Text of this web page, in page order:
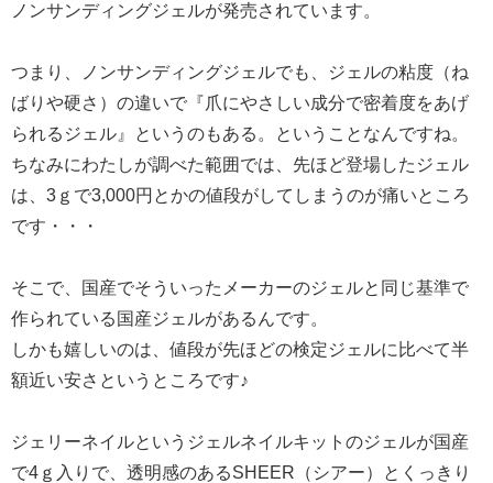
ノンサンディングジェルが発売されています。
つまり、ノンサンディングジェルでも、ジェルの粘度（ね
ばりや硬さ）の違いで『爪にやさしい成分で密着度をあげ
られるジェル』というのもある。ということなんですね。
ちなみにわたしが調べた範囲では、先ほど登場したジェル
は、3ｇで3,000円とかの値段がしてしまうのが痛いところ
です・・・
そこで、国産でそういったメーカーのジェルと同じ基準で
作られている国産ジェルがあるんです。
しかも嬉しいのは、値段が先ほどの検定ジェルに比べて半
額近い安さというところです♪
ジェリーネイルというジェルネイルキットのジェルが国産
で4ｇ入りで、透明感のあるSHEER（シアー）とくっきり